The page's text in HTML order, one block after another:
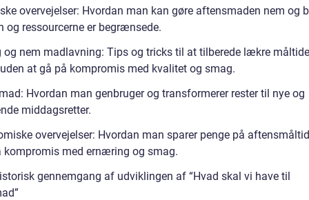
overvejelser: Hvordan man kan gøre aftensmaden nem og
og ressourcerne er begrænsede.
og nem madlavning: Tips og tricks til at tilberede lækre
at gå på kompromis med kvalitet og smag.
Hvordan man genbruger og transformerer rester til nye og
middagsretter.
overvejelser: Hvordan man sparer penge på
kompromis med ernæring og smag.
gennemgang af udviklingen af “Hvad skal vi have til